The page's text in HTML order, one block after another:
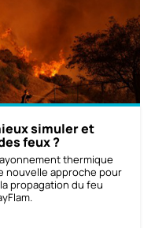
simuler et
feux ?
thermique
nouvelle approche pour
propagation du feu